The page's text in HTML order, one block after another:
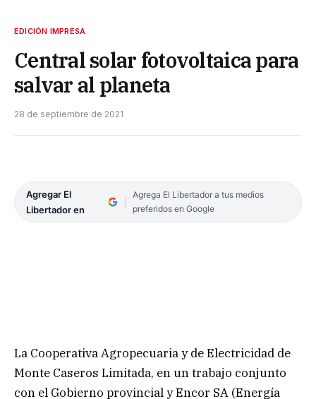
EDICIÓN IMPRESA
Central solar fotovoltaica para
salvar al planeta
28 de septiembre de 2021
Agregar El
Libertador en
Agrega El Libertador a tus medios
preferidos en Google
La Cooperativa Agropecuaria y de Electricidad de
Monte Caseros Limitada, en un trabajo conjunto
con el Gobierno provincial y Encor SA (Energía